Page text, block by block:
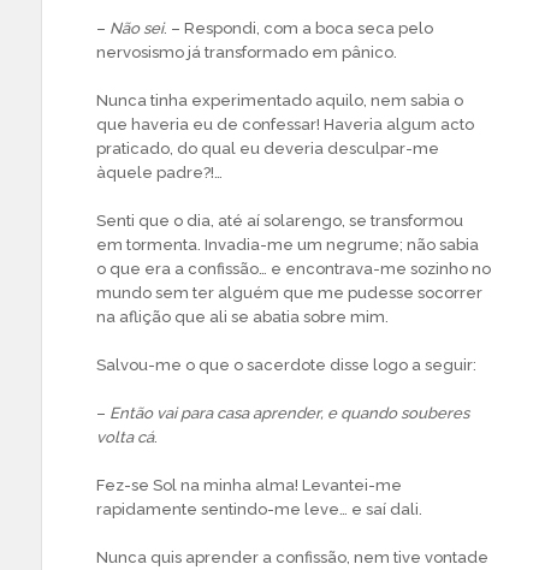
– Não sei. – Respondi, com a boca seca pelo
nervosismo já transformado em pânico.
Nunca tinha experimentado aquilo, nem sabia o
que haveria eu de confessar! Haveria algum acto
praticado, do qual eu deveria desculpar-me
àquele padre?!…
Senti que o dia, até aí solarengo, se transformou
em tormenta. Invadia-me um negrume; não sabia
o que era a confissão… e encontrava-me sozinho no
mundo sem ter alguém que me pudesse socorrer
na aflição que ali se abatia sobre mim.
Salvou-me o que o sacerdote disse logo a seguir:
– Então vai para casa aprender, e quando souberes
volta cá.
Fez-se Sol na minha alma! Levantei-me
rapidamente sentindo-me leve… e saí dali.
Nunca quis aprender a confissão, nem tive vontade